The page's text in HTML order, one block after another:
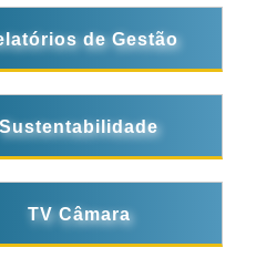
de Gestão
Sustentabilidade
TV Câmara